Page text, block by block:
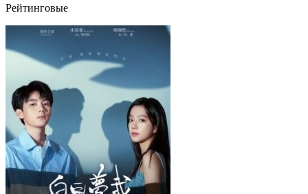
Рейтинговые